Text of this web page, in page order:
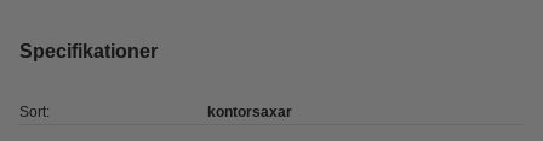
Specifikationer
Sort: kontorsaxar